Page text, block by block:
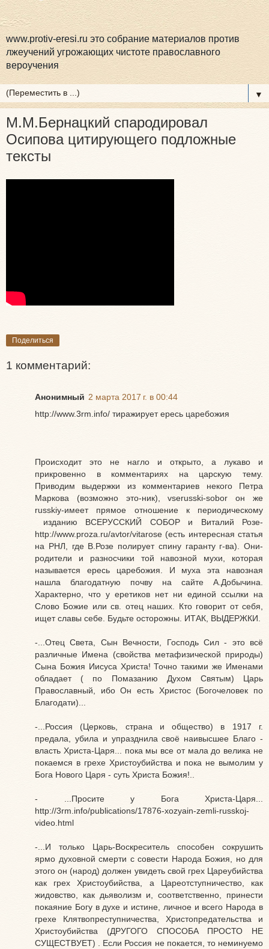
www.protiv-eresi.ru это собрание материалов против
лжеучений угрожающих чистоте православного
вероучения
▼
М.М.Бернацкий спародировал
Осипова цитирующего подложные
тексты
Поделиться
1 комментарий:
Анонимный 2 марта 2017 г. в 00:44
http://www.3rm.info/ тиражирует ересь царебожия
Происходит это не нагло и открыто, а лукаво и
прикровенно в комментариях на царскую тему.
Приводим выдержки из комментариев некого Петра
Маркова (возможно это-ник), vserusski-sobor он же
russkiy-имеет прямое отношение к периодическому
изданию ВСЕРУССКИЙ СОБОР и Виталий Розе-
http://www.proza.ru/avtor/vitarose (есть интересная статья
на РНЛ, где В.Розе полирует спину гаранту г-ва). Они-
родители и разносчики той навозной мухи, которая
называется ересь царебожия. И муха эта навозная
нашла благодатную почву на сайте А.Добычина.
Характерно, что у еретиков нет ни единой ссылки на
Слово Божие или св. отец наших. Кто говорит от себя,
ищет славы себе. Будьте осторожны. ИТАК, ВЫДЕРЖКИ.
-...Отец Света, Сын Вечности, Господь Сил - это всё
различные Имена (свойства метафизической природы)
Сына Божия Иисуса Христа! Точно такими же Именами
обладает ( по Помазанию Духом Святым) Царь
Православный, ибо Он есть Христос (Богочеловек по
Благодати)...
-...Россия (Церковь, страна и общество) в 1917 г.
предала, убила и упразднила своё наивысшее Благо -
власть Христа-Царя... пока мы все от мала до велика не
покаемся в грехе Христоубийства и пока не вымолим у
Бога Нового Царя - суть Христа Божия!..
- ...Просите у Бога Христа-Царя...
http://3rm.info/publications/17876-xozyain-zemli-russkoj-
video.html
-...И только Царь-Воскреситель способен сокрушить
ярмо духовной смерти с совести Народа Божия, но для
этого он (народ) должен увидеть свой грех Цареубийства
как грех Христоубийства, а Цареотступничество, как
жидовство, как дьяволизм и, соответственно, принести
покаяние Богу в духе и истине, личное и всего Народа в
грехе Клятвопреступничества, Христопредательства и
Христоубийства (ДРУГОГО СПОСОБА ПРОСТО НЕ
СУЩЕСТВУЕТ) . Если Россия не покается, то неминуемо